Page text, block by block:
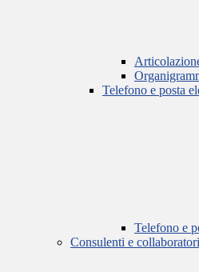
Telefono e posta
Telefono e
Consulenti e collaboratori